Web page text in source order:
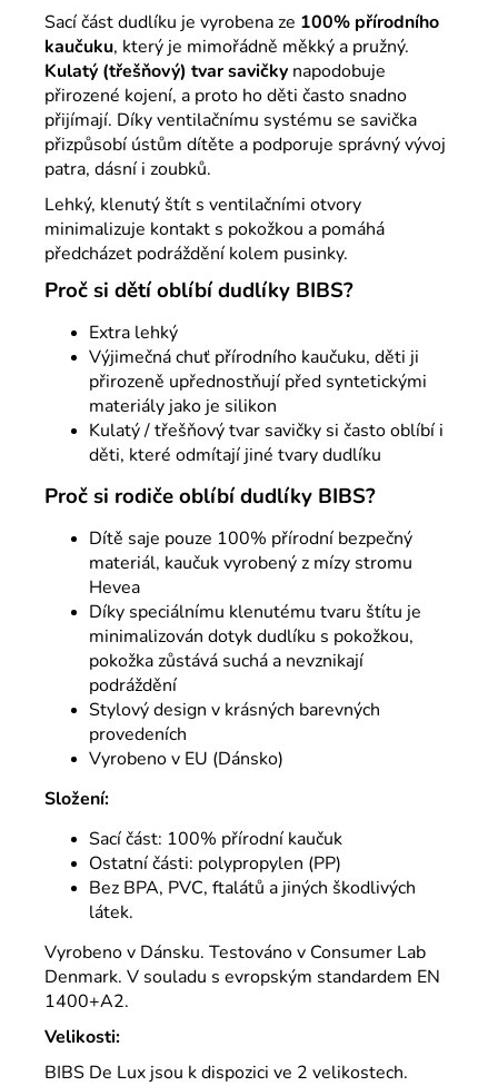
Sací část dudlíku je vyrobena ze 100% přírodního
kaučuku, který je mimořádně měkký a pružný.
Kulatý (třešňový) tvarsavičky napodobuje
přirozené kojení, a proto ho děti často snadno
přijímají. Díky ventilačnímu systému se savička
přizpůsobí ústům dítěte a podporuje správný vývoj
patra, dásní i zoubků.
Lehký, klenutý štít s ventilačními otvory
minimalizuje kontakt s pokožkou a pomáhá
předcházet podráždění kolem pusinky.
Proč si dětí oblíbí dudlíky BIBS?
Extra lehký
Výjimečná chuť přírodního kaučuku, děti ji
přirozeně upřednostňují před syntetickými
materiály jako je silikon
Kulatý / třešňový tvar savičky si často oblíbí i
děti, které odmítají jiné tvary dudlíku
Proč si rodiče oblíbí dudlíky BIBS?
Dítě saje pouze 100% přírodní bezpečný
materiál, kaučuk vyrobený z mízy stromu
Hevea
Díky speciálnímu klenutému tvaru štítu je
minimalizován dotyk dudlíku s pokožkou,
pokožka zůstává suchá a nevznikají
podráždění
Stylový design v krásných barevných
provedeních
Vyrobeno v EU (Dánsko)
Složení:
Sací část: 100% přírodní kaučuk
Ostatní části: polypropylen (PP)
Bez BPA, PVC, ftalátů a jiných škodlivých
látek.
Vyrobeno v Dánsku. Testováno v Consumer Lab
Denmark. V souladu s evropským standardem EN
1400+A2.
Velikosti:
BIBS De Lux jsou k dispozici ve 2 velikostech.